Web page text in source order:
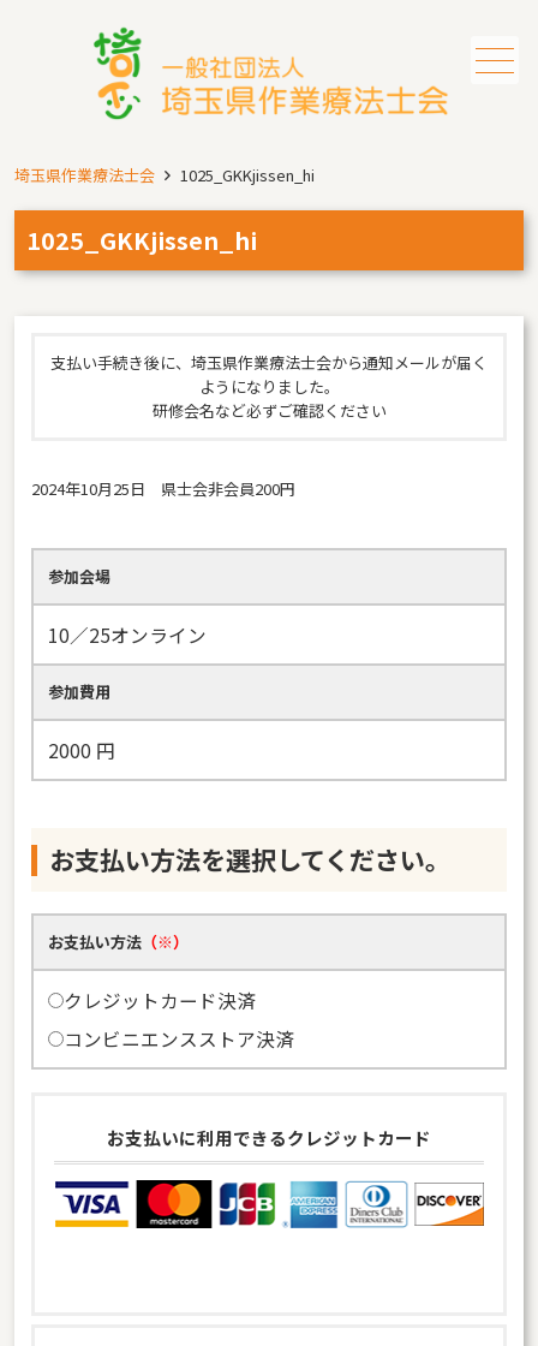
埼玉県作業療法士会 1025_GKKjissen_hi
1025_GKKjissen_hi
支払い手続き後に、埼玉県作業療法士会から通知メールが届く
ようになりました。
研修会名など必ずご確認ください
2024年10月25日 県士会非会員200円
参加会場
10／25オンライン
参加費用
2000 円
お支払い方法を選択してください。
お支払い方法 （※）
クレジットカード決済
コンビニエンスストア決済
お支払いに利用できるクレジットカード